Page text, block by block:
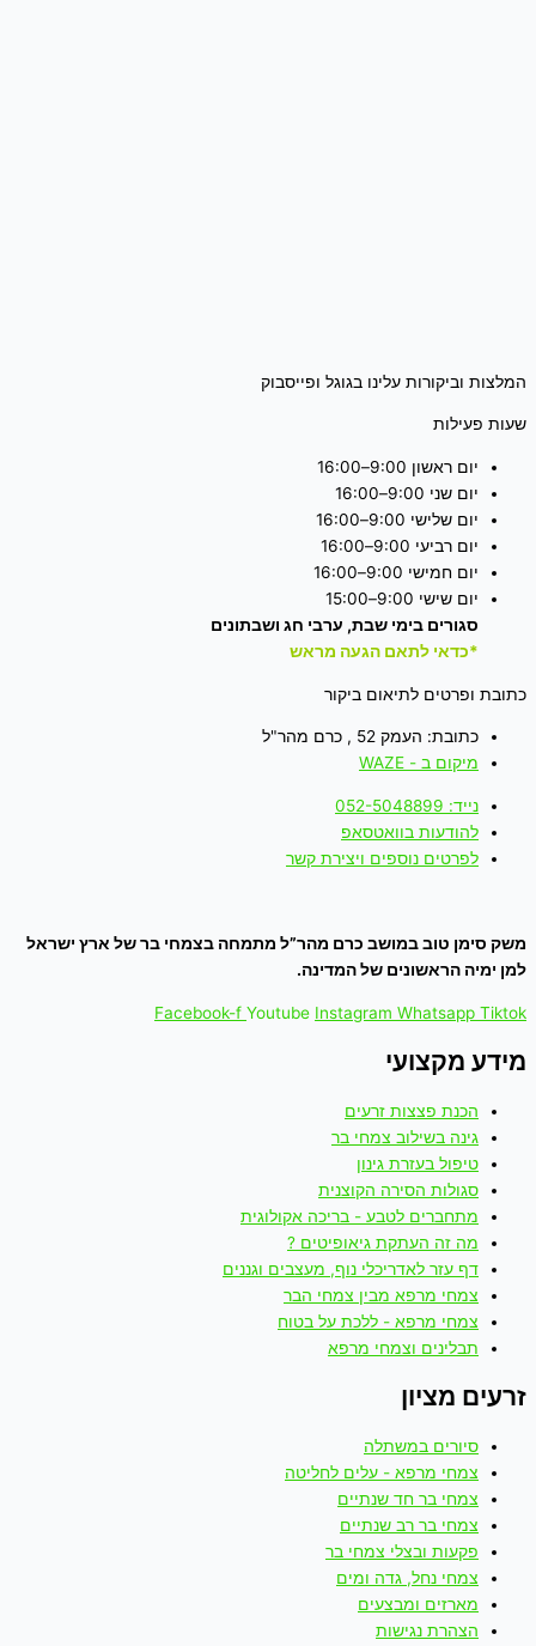
המלצות וביקורות עלינו בגוגל ופייסבוק
שעות פעילות
יום ראשון 9:00–16:00
יום שני 9:00–16:00
יום שלישי 9:00–16:00
יום רביעי 9:00–16:00
יום חמישי 9:00–16:00
יום שישי 9:00–15:00
סגורים בימי שבת, ערבי חג ושבתונים
*כדאי לתאם הגעה מראש
כתובת ופרטים לתיאום ביקור
כתובת: העמק 52 , כרם מהר"ל
מיקום ב - WAZE
נייד: 052-5048899
להודעות בוואטסאפ
לפרטים נוספים ויצירת קשר
משק סימן טוב במושב כרם מהר”ל מתמחה בצמחי בר של ארץ ישראל
למן ימיה הראשונים של המדינה.
Facebook-f Youtube Instagram Whatsapp Tiktok
מידע מקצועי
הכנת פצצות זרעים
גינה בשילוב צמחי בר
טיפול בעזרת גינון
סגולות הסירה הקוצנית
מתחברים לטבע - בריכה אקולוגית
מה זה העתקת גיאופיטים ?
דף עזר לאדריכלי נוף, מעצבים וגננים
צמחי מרפא מבין צמחי הבר
צמחי מרפא - ללכת על בטוח
תבלינים וצמחי מרפא
זרעים מציון
סיורים במשתלה
צמחי מרפא - עלים לחליטה
צמחי בר חד שנתיים
צמחי בר רב שנתיים
פקעות ובצלי צמחי בר
צמחי נחל, גדה ומים
מארזים ומבצעים
הצהרת נגישות